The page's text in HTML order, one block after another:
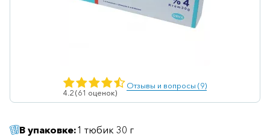
Гепатопротекторы
4.2 (61 оценок)
Отзывы и вопросы (9)
В упаковке:1 тюбик 30 г